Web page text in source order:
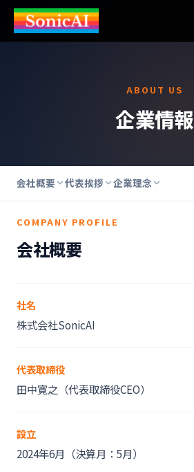
ABOUT US
企業情報
会社概要 代表挨拶 企業理念
COMPANY PROFILE
会社概要
社名
株式会社SonicAI
代表取締役
田中寛之（代表取締役CEO）
設立
2024年6月（決算月：5月）